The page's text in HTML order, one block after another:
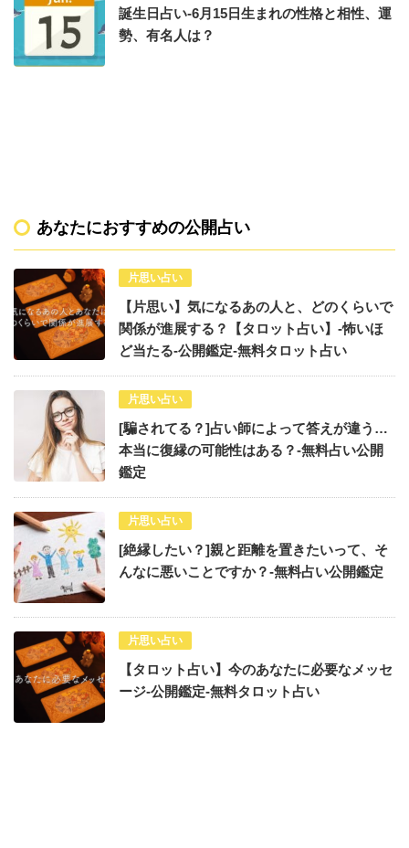
誕生日占い-6月15日生まれの性格と相性、運
勢、有名人は？
あなたにおすすめの公開占い
片思い占い
【片思い】気になるあの人と、どのくらいで
関係が進展する？【タロット占い】-怖いほ
ど当たる-公開鑑定-無料タロット占い
片思い占い
[騙されてる？]占い師によって答えが違う…
本当に復縁の可能性はある？-無料占い公開
鑑定
片思い占い
[絶縁したい？]親と距離を置きたいって、そ
んなに悪いことですか？-無料占い公開鑑定
片思い占い
【タロット占い】今のあなたに必要なメッセ
ージ-公開鑑定-無料タロット占い